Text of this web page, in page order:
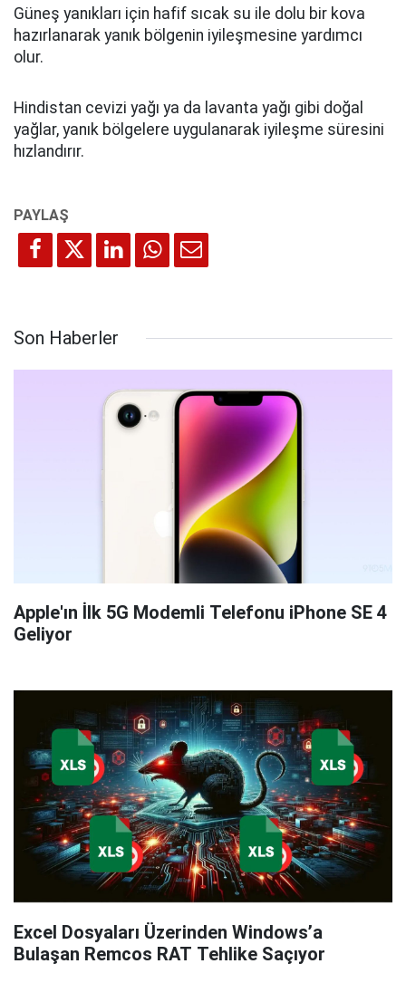
Güneş yanıkları için hafif sıcak su ile dolu bir kova
hazırlanarak yanık bölgenin iyileşmesine yardımcı
olur.
Hindistan cevizi yağı ya da lavanta yağı gibi doğal
yağlar, yanık bölgelere uygulanarak iyileşme süresini
hızlandırır.
Son Haberler
Apple'ın İlk 5G Modemli Telefonu iPhone SE 4
Geliyor
Excel Dosyaları Üzerinden Windows’a
Bulaşan Remcos RAT Tehlike Saçıyor